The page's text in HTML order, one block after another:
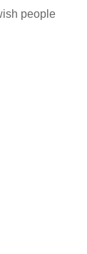
people